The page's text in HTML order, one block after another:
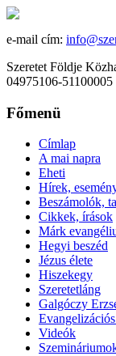
e-mail cím:
Szeretet Földje
04975106-51100005
Főmenü
Címlap
A mai napra
Eheti
Hírek,
Beszámolók,
Cikkek, írások
Márk
Hegyi beszéd
Jézus élete
Hiszekegy
Szeretetláng
Galgóczy
Videók